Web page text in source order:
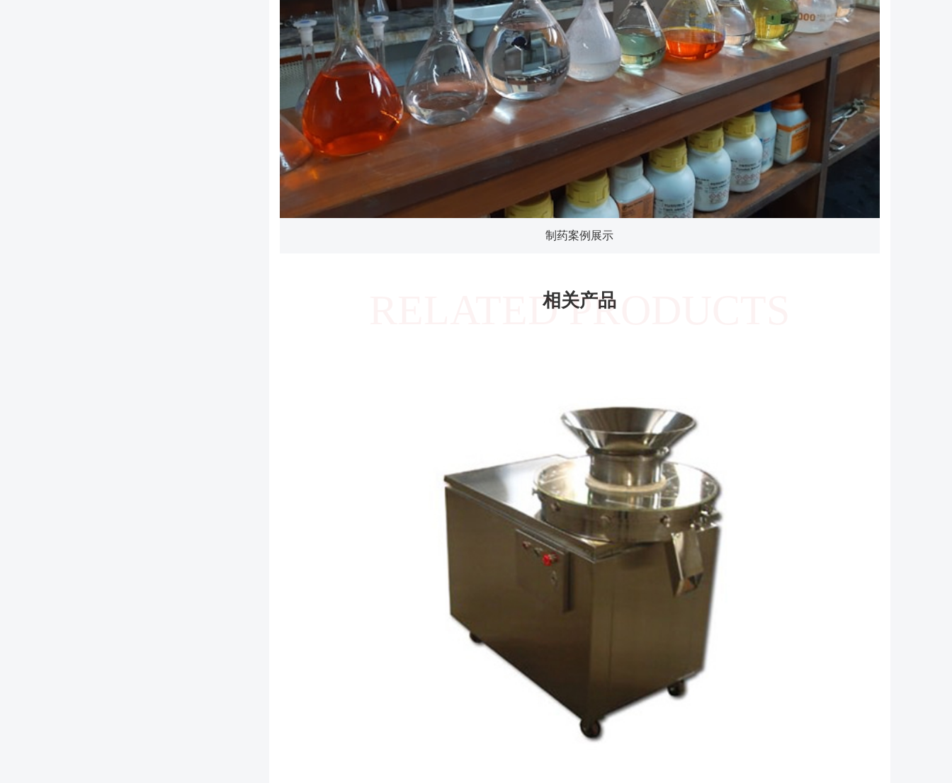
制药案例展示
相关产品
RELATED PRODUCTS